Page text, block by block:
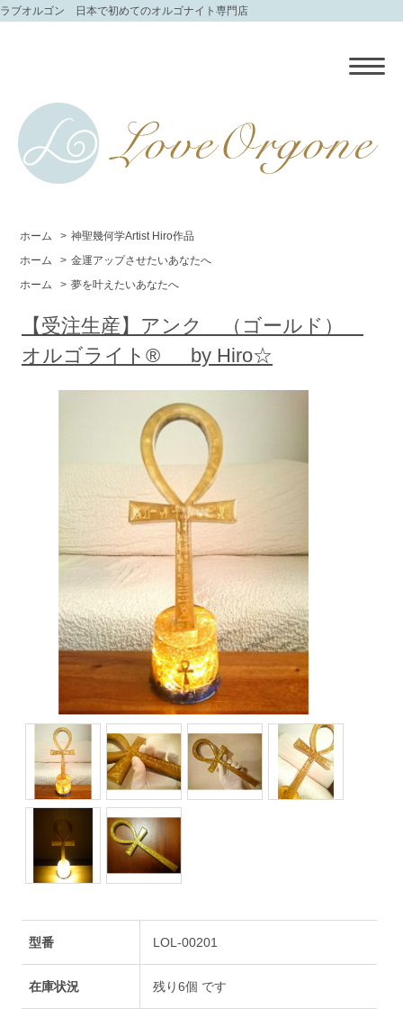
ラブオルゴン 日本で初めてのオルゴナイト専門店
ホーム > 神聖幾何学Artist Hiro作品
ホーム
> 金運アップさせたいあなたへ
ホーム
> 夢を叶えたいあなたへ
【受注生産】アンク （ゴールド）
オルゴライト® by Hiro☆
型番 LOL-00201
在庫状況 残り6個 です